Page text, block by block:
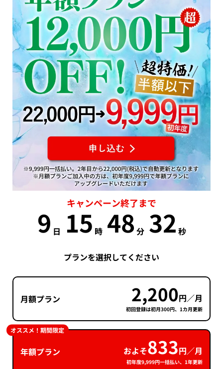
キャンペーン終了まで
9 日 15 時 48 分 32 秒
プランを選択してください
月額プラン 2,200円／月
初回登録は初月300円、1カ月更新
年額プラン およそ833円／月
初年度9,999円一括払い、1年更新
オススメ！期間限定